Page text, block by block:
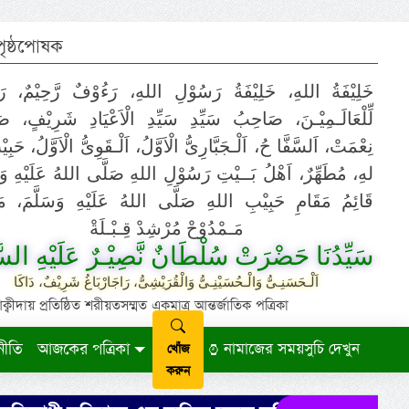
خَلِيْفَةُ اللهِ، خَلِيْفَةُ رَسُوْلِ اللهِ، رَءُوْفٌ رَّحِيْمٌ،
لِّلْعَالَـمِيْـنَ، صَاحِبُ سَيِّدِ سَيِّدِ الْاَعْيَادِ شَرِيْفٍ،
نِعْمَتْ، اَلسَّفَّا حُ، اَلْـجَبَّارِىُّ الْاَوَّلُ، اَلْـقَوِىُّ الْاَوَّلُ،
لهِ، مُطَهِّرٌ، اَهْلُ بَــيْتِ رَسُوْلِ اللهِ صَلَّى اللهُ عَلَيْهِ
قَائِمُ مَقَامِ حَبِيْبِ اللهِ صَلَّى اللهُ عَلَيْهِ وَسَلَّمَ،
مَـمْدُوْحْ مُرْشِدْ قِـبْـلَةْ
سَيِّدُنَا حَضْرَتْ سُلْطَانٌ نَّصِيْـرٌ عَلَيْهِ
اَلْـحَسَنِـىُّ وَالْـحُسَيْنِـىُّ وَالْقُرَيْشِىُّ، رَاجَارْبَاغُ شَرِيْفٌ، دَاكَا
প্রতিষ্ঠিত শরীয়তসম্মত একমাত্র আন্তর্জাতিক পত্রিকা
আজকের পত্রিকা
খোঁজ
করুন
নামাজের সময়সুচি দেখুন